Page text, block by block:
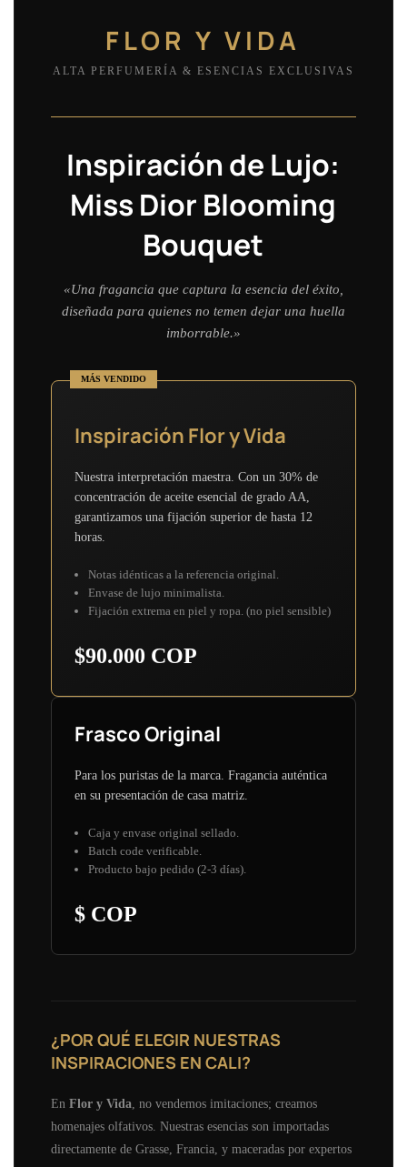
FLOR Y VIDA
ALTA PERFUMERÍA & ESENCIAS EXCLUSIVAS
Inspiración de Lujo:
Miss Dior Blooming
Bouquet
«Una fragancia que captura la esencia del éxito,
diseñada para quienes no temen dejar una huella
imborrable.»
MÁS VENDIDO
Inspiración Flor y Vida
Nuestra interpretación maestra. Con un 30% de
concentración de aceite esencial de grado AA,
garantizamos una fijación superior de hasta 12
horas.
Notas idénticas a la referencia original.
Envase de lujo minimalista.
Fijación extrema en piel y ropa. (no piel sensible)
$90.000 COP
Frasco Original
Para los puristas de la marca. Fragancia auténtica
en su presentación de casa matriz.
Caja y envase original sellado.
Batch code verificable.
Producto bajo pedido (2-3 días).
$ COP
¿POR QUÉ ELEGIR NUESTRAS
INSPIRACIONES EN CALI?
En Flor y Vida , no vendemos imitaciones; creamos
homenajes olfativos. Nuestras esencias son importadas
directamente de Grasse, Francia, y maceradas por expertos